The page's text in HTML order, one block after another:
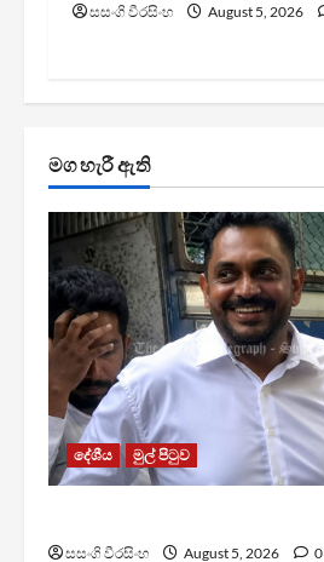
සසංගි වීරසිංහ August 5, 2026
මග හැරී ඇති
දේශීය මුල් පිටුව
සසංගි වීරසිංහ August 5, 2026 0